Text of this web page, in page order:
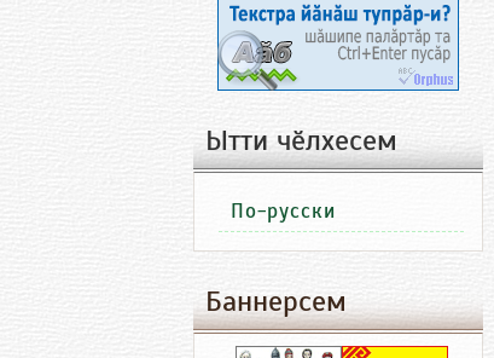
Ытти чӗлхесем
По-русски
Баннерсем